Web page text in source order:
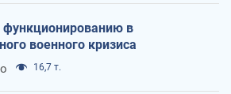
функционированию в
военного кризиса
16,7 т.